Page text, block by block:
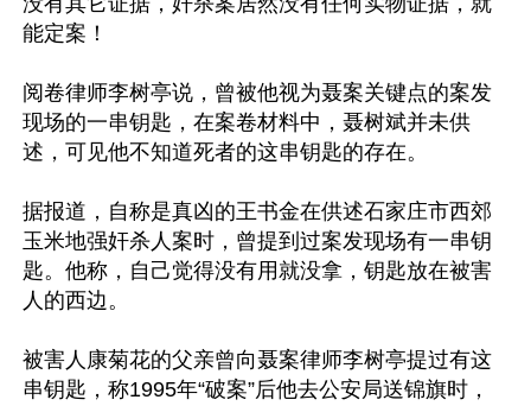
能定案！
阅卷律师李树亭说，曾被他视为聂案关键点的案发
现场的一串钥匙，在案卷材料中，聂树斌并未供
述，可见他不知道死者的这串钥匙的存在。
据报道，自称是真凶的王书金在供述石家庄市西郊
玉米地强奸杀人案时，曾提到过案发现场有一串钥
匙。他称，自己觉得没有用就没拿，钥匙放在被害
人的西边。
被害人康菊花的父亲曾向聂案律师李树亭提过有这
串钥匙，称1995年“破案”后他去公安局送锦旗时，